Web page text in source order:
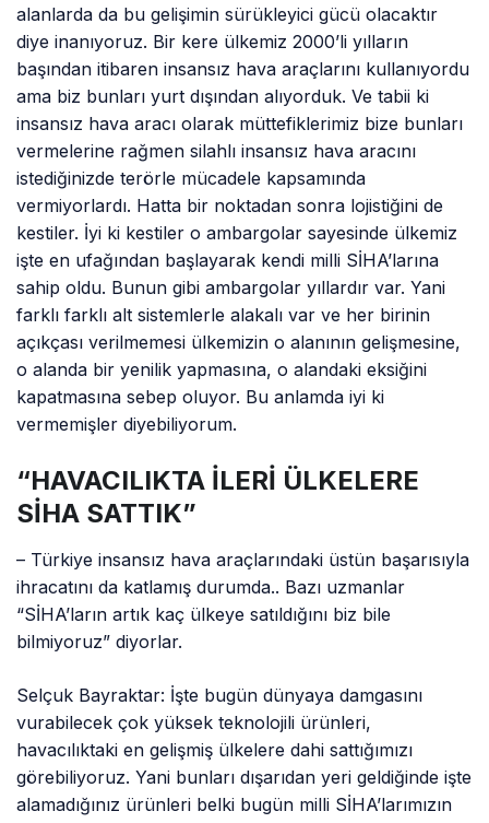
alanlarda da bu gelişimin sürükleyici gücü olacaktır
diye inanıyoruz. Bir kere ülkemiz 2000’li yılların
başından itibaren insansız hava araçlarını kullanıyordu
ama biz bunları yurt dışından alıyorduk. Ve tabii ki
insansız hava aracı olarak müttefiklerimiz bize bunları
vermelerine rağmen silahlı insansız hava aracını
istediğinizde terörle mücadele kapsamında
vermiyorlardı. Hatta bir noktadan sonra lojistiğini de
kestiler. İyi ki kestiler o ambargolar sayesinde ülkemiz
işte en ufağından başlayarak kendi milli SİHA’larına
sahip oldu. Bunun gibi ambargolar yıllardır var. Yani
farklı farklı alt sistemlerle alakalı var ve her birinin
açıkçası verilmemesi ülkemizin o alanının gelişmesine,
o alanda bir yenilik yapmasına, o alandaki eksiğini
kapatmasına sebep oluyor. Bu anlamda iyi ki
vermemişler diyebiliyorum.
“HAVACILIKTA İLERİ ÜLKELERE
SİHA SATTIK”
– Türkiye insansız hava araçlarındaki üstün başarısıyla
ihracatını da katlamış durumda.. Bazı uzmanlar
“SİHA’ların artık kaç ülkeye satıldığını biz bile
bilmiyoruz” diyorlar.
Selçuk Bayraktar: İşte bugün dünyaya damgasını
vurabilecek çok yüksek teknolojili ürünleri,
havacılıktaki en gelişmiş ülkelere dahi sattığımızı
görebiliyoruz. Yani bunları dışarıdan yeri geldiğinde işte
alamadığınız ürünleri belki bugün milli SİHA’larımızın